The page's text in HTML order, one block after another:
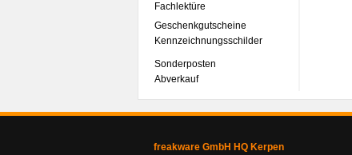
Fachlektüre
Geschenkgutscheine
Kennzeichnungsschilder
Sonderposten
Abverkauf
freakware GmbH HQ Kerpen